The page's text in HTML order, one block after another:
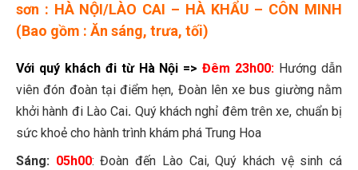
sơn : HÀ NỘI/LÀO CAI – HÀ KHẨU – CÔN MINH
(Bao gồm : Ăn sáng, trưa, tối)
Với quý khách đi từ Hà Nội =>Đêm 23h00: Hướng dẫn
viên đón đoàn tại điểm hẹn, Đoàn lên xe bus giường nằm
khởi hành đi Lào Cai. Quý khách nghỉ đêm trên xe, chuẩn bị
sức khoẻ cho hành trình khám phá Trung Hoa
Sáng: 05h00: Đoàn đến Lào Cai, Quý khách vệ sinh cá